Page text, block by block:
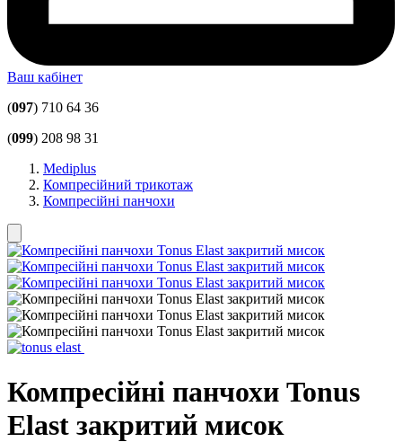
Ваш кабінет
(097) 710 64 36
(099) 208 98 31
Mediplus
Компресійний трикотаж
Компресійні панчохи
Компресійні панчохи Tonus
Elast закритий мисок